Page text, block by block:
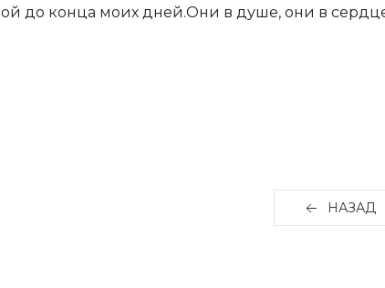
до конца моих дней.Они в душе, они в
НАЗАД